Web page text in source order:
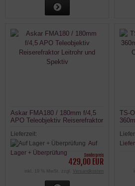
Askar FMA180 / 180mm f/4,5
APO Teleobjektiv Reiserefraktor
Lieferzeit:
Auf
Lager + Überprüfung
Sonderpreis
429,00 EUR
inkl. 19 % MwSt. zzgl. Versandkosten
TS-